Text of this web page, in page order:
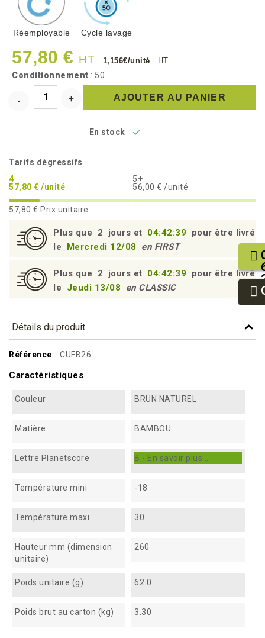
Réemployable Cycle lavage
57,80 € HT 1,156€/unité HT
Conditionnement : 50
AJOUTER AU PANIER
En stock 
Tarifs dégressifs
4
57,80 € /unité
5+
56,00 € /unité
57,80 € Prix unitaire
Plus que 2 jours et 04:42:38 pour être livré
le
Mercredi 12/08 en FIRST
Plus que 2 jours et 04:42:38 pour être livré
le
Jeudi 13/08 en CLASSIC
Détails du produit
Référence CUFB26
Caractéristiques
Couleur BRUN NATUREL
Matière BAMBOU
Lettre Planetscore B - En savoir plus...
Température mini -18
Température maxi 30
Hauteur mm (dimension
unitaire)
260
Poids unitaire (g) 62.0
Poids brut au carton (kg) 3.30